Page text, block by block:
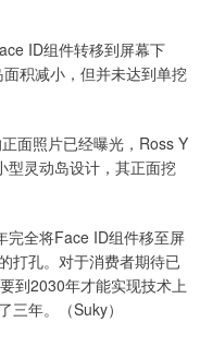
ID组件转移到屏幕下
积减小，但并未达到单挖
面照片已经曝光，Ross Y
型灵动岛设计，其正面挖
完全将Face ID组件移至屏
打孔。对于消费者期待已
到2030年才能实现技术上
三年。（Suky）